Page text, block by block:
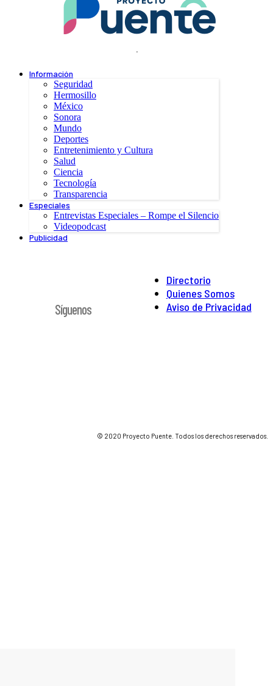
.
Información
Seguridad
Hermosillo
México
Sonora
Mundo
Deportes
Entretenimiento y Cultura
Salud
Ciencia
Tecnología
Transparencia
Especiales
Entrevistas Especiales – Rompe el Silencio
Videopodcast
Publicidad
Directorio
Quienes Somos
Aviso de Privacidad
Síguenos
© 2020 Proyecto Puente. Todos los derechos reservados.